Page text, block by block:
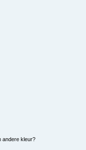
andere kleur?